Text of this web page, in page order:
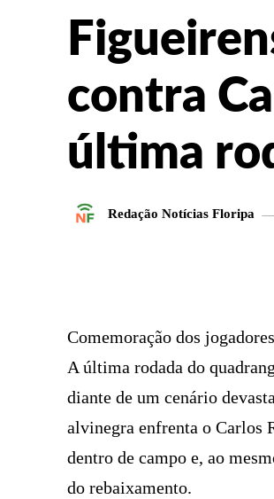
contra
última
Redação Notícias Floripa
Comemoração dos
A última rodada do
diante de um cenário
alvinegra enfrenta o Carlos
dentro de campo e, ao
do rebaixamento.